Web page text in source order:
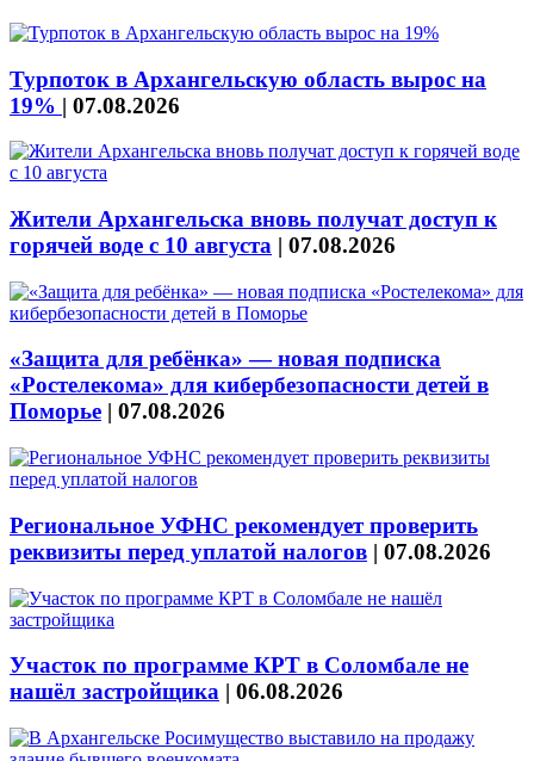
Турпоток в Архангельскую область вырос на
19% | 07.08.2026
Жители Архангельска вновь получат доступ к
горячей воде с 10 августа | 07.08.2026
«Защита для ребёнка» — новая подписка
«Ростелекома» для кибербезопасности детей в
Поморье | 07.08.2026
Региональное УФНС рекомендует проверить
реквизиты перед уплатой налогов | 07.08.2026
Участок по программе КРТ в Соломбале не
нашёл застройщика | 06.08.2026